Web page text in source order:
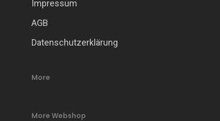
Impressum
AGB
Datenschutzerklärung
More
More Webshop